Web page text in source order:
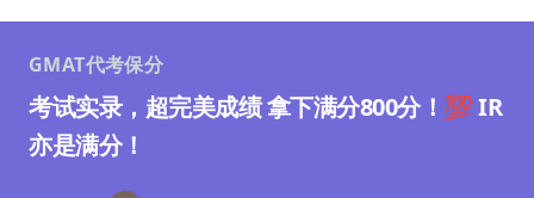
GMAT代考保分
考试实录，超完美成绩 拿下满分800分！💯 IR
亦是满分！